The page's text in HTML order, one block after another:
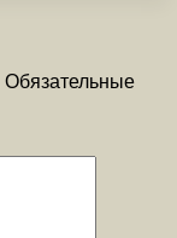
Обязательные